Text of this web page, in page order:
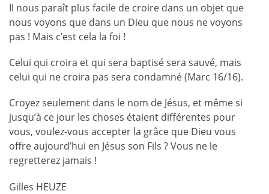
Il nous paraît plus facile de croire dans un objet que
nous voyons que dans un Dieu que nous ne voyons
pas ! Mais c’est cela la foi !
Celui qui croira et qui sera baptisé sera sauvé, mais
celui qui ne croira pas sera condamné (Marc 16/16).
Croyez seulement dans le nom de Jésus, et même si
jusqu’à ce jour les choses étaient différentes pour
vous, voulez-vous accepter la grâce que Dieu vous
offre aujourd’hui en Jésus son Fils ? Vous ne le
regretterez jamais !
Gilles HEUZE